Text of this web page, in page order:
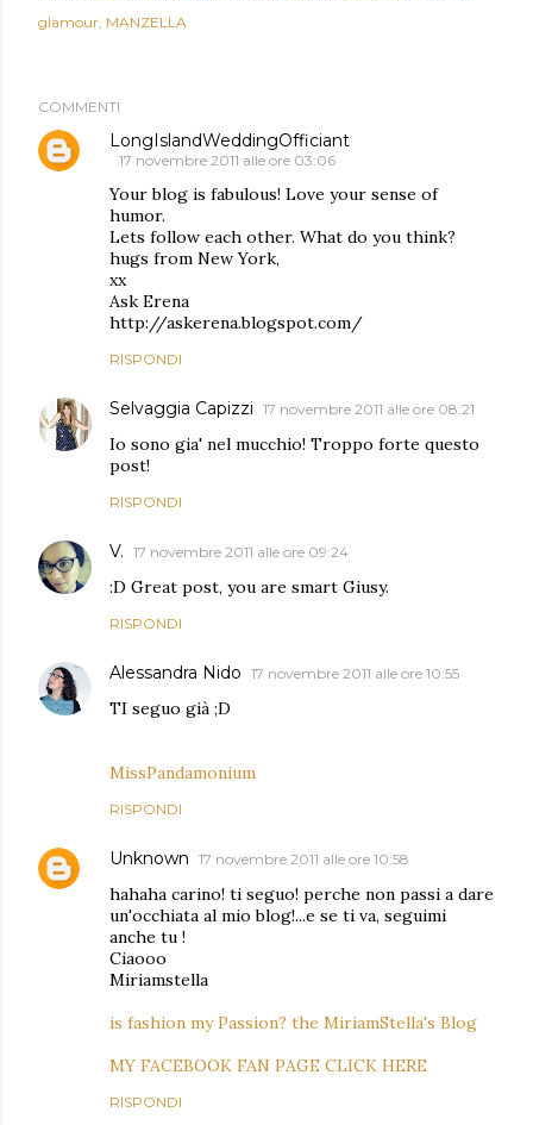
glamour MANZELLA
COMMENTI
LongIslandWeddingOfficiant
17 novembre 2011 alle ore 03:06
Your blog is fabulous! Love your sense of
humor.
Lets follow each other. What do you think?
hugs from New York,
xx
Ask Erena
http://askerena.blogspot.com/
RISPONDI
Selvaggia Capizzi 17 novembre 2011 alle ore 08:21
Io sono gia' nel mucchio! Troppo forte questo
post!
RISPONDI
V. 17 novembre 2011 alle ore 09:24
:D Great post, you are smart Giusy.
RISPONDI
Alessandra Nido 17 novembre 2011 alle ore 10:55
TI seguo già ;D
MissPandamonium
RISPONDI
Unknown 17 novembre 2011 alle ore 10:58
hahaha carino! ti seguo! perche non passi a dare
un'occhiata al mio blog!...e se ti va, seguimi
anche tu !
Ciaooo
Miriamstella
is fashion my Passion? the MiriamStella's Blog
MY FACEBOOK FAN PAGE CLICK HERE
RISPONDI